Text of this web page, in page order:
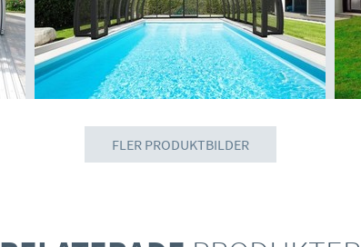
FLER PRODUKTBILDER